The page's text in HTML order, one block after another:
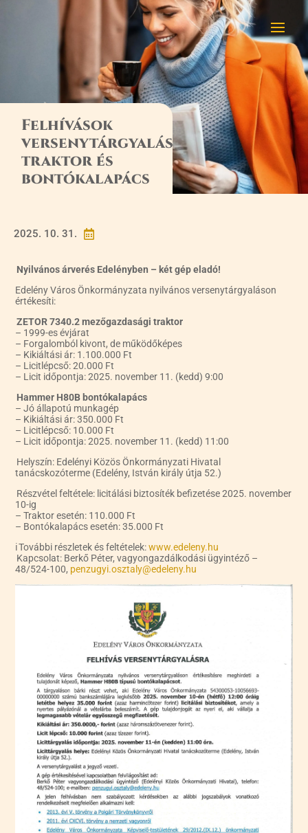
Felhívások
versenytárgyalásra,
traktor és
bontókalapács

2025. 10. 31.
Nyilvános árverés Edelényben – két gép eladó!
Edelény Város Önkormányzata nyilvános versenytárgyaláson
értékesíti:
ZETOR 7340.2 mezőgazdasági traktor
– 1999-es évjárat
– Forgalomból kivont, de működőképes
– Kikiáltási ár: 1.100.000 Ft
– Licitlépcső: 20.000 Ft
– Licit időpontja: 2025. november 11. (kedd) 9:00
Hammer H80B bontókalapács
– Jó állapotú munkagép
– Kikiáltási ár: 350.000 Ft
– Licitlépcső: 10.000 Ft
– Licit időpontja: 2025. november 11. (kedd) 11:00
Helyszín: Edelényi Közös Önkormányzati Hivatal
tanácskozóterme (Edelény, István király útja 52.)
Részvétel feltétele: licitálási biztosíték befizetése 2025. november
10-ig
– Traktor esetén: 110.000 Ft
– Bontókalapács esetén: 35.000 Ft
ℹ️ További részletek és feltételek:www.edeleny.hu
Kapcsolat: Berkő Péter, vagyongazdálkodási ügyintéző –
48/524-100, penzugyi.osztaly@edeleny.hu